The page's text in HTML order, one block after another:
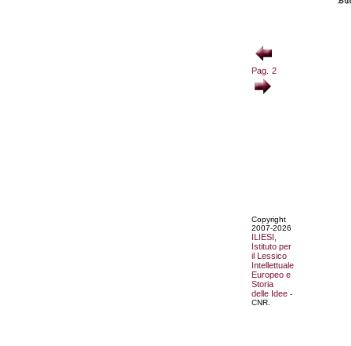
Pag. 2
Copyright
2007-2026
ILIESI,
Istituto per
il Lessico
Intellettuale
Europeo e
Storia
delle Idee -
CNR.